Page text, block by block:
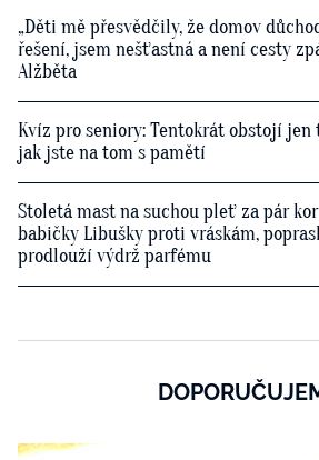
„Děti mě přesvědčily, že domov
řešení, jsem nešťastná a není cesty
Alžběta
Kvíz pro seniory: Tentokrát obstojí
jak jste na tom s pamětí
Stoletá mast na suchou pleť za pár
babičky Libušky proti vráskám,
prodlouží výdrž parfému